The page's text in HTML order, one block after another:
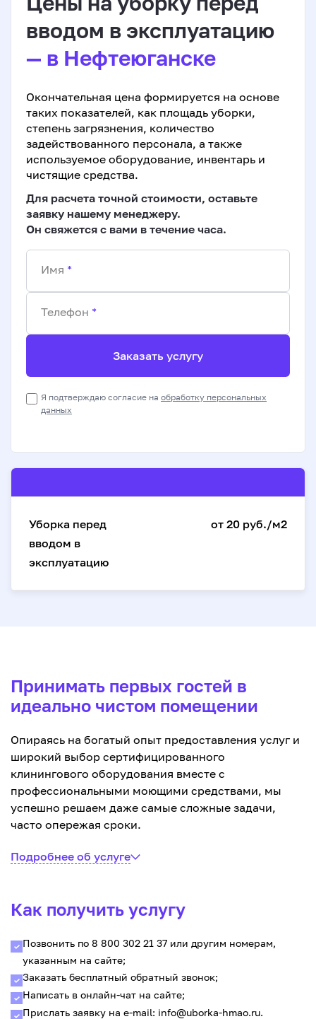
вводом в эксплуатацию
— в Нефтеюганске
Окончательная цена формируется на основе
таких показателей, как площадь уборки,
степень загрязнения, количество
задействованного персонала, а также
используемое оборудование, инвентарь и
чистящие средства.
Для расчета точной стоимости, оставьте
заявку нашему менеджеру.
Он свяжется с вами в течение часа.
Имя *
Телефон *
Заказать услугу
Я подтверждаю согласие на обработку персональных
данных
Уборка перед
вводом в
эксплуатацию
от 20 руб./м2
Принимать первых гостей в
идеально чистом помещении
Опираясь на богатый опыт предоставления услуг и
широкий выбор сертифицированного
клинингового оборудования вместе с
профессиональными моющими средствами, мы
успешно решаем даже самые сложные задачи,
часто опережая сроки.
Подробнее об услуге
Как получить услугу
Позвонить по 8 800 302 21 37 или другим номерам,
указанным на сайте;
Заказать бесплатный обратный звонок;
Написать в онлайн-чат на сайте;
Прислать заявку на e-mail: info@uborka-hmao.ru.